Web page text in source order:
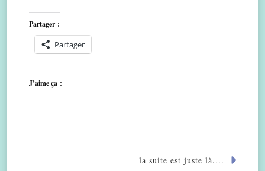
Partager :
Partager
J’aime ça :
la suite est juste là....